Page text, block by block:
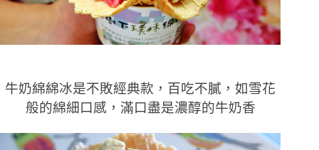
牛奶綿綿冰是不敗經典款，百吃不膩，如雪花
般的綿細口感，滿口盡是濃醇的牛奶香